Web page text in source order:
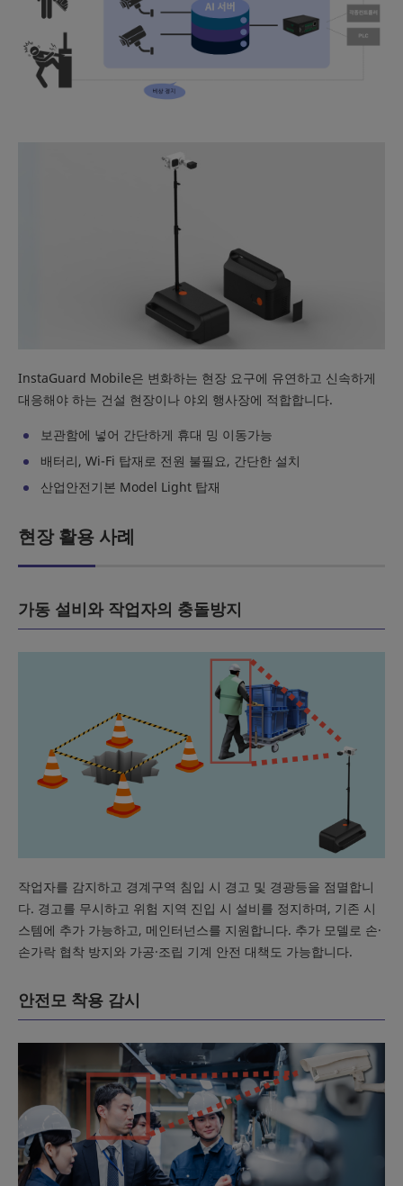
InstaGuard Mobile은 변화하는 현장 요구에 유연하고 신속하게
대응해야 하는 건설 현장이나 야외 행사장에 적합합니다.
보관함에 넣어 간단하게 휴대 밍 이동가능
배터리, Wi-Fi 탑재로 전원 불필요, 간단한 설치
산업안전기본 Model Light 탑재
현장 활용 사례
가동 설비와 작업자의 충돌방지
작업자를 감지하고 경계구역 침입 시 경고 및 경광등을 점멸합니
다. 경고를 무시하고 위험 지역 진입 시 설비를 정지하며, 기존 시
스템에 추가 가능하고, 메인터넌스를 지원합니다. 추가 모델로 손·
손가락 협착 방지와 가공·조립 기계 안전 대책도 가능합니다.
안전모 착용 감시